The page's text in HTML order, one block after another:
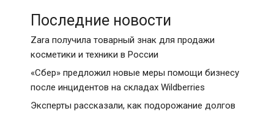
Последние новости
Zara получила товарный знак для продажи
косметики и техники в России
«Сбер» предложил новые меры помощи бизнесу
после инцидентов на складах Wildberries
Эксперты рассказали, как подорожание долгов